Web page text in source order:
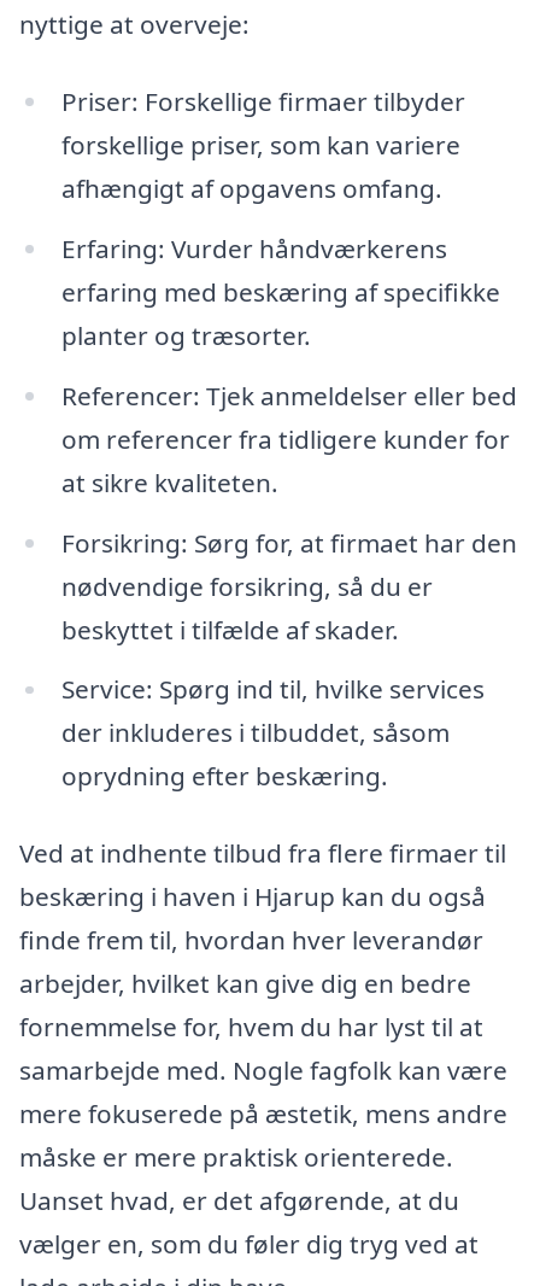
nyttige at overveje:
Priser: Forskellige firmaer tilbyder
forskellige priser, som kan variere
afhængigt af opgavens omfang.
Erfaring: Vurder håndværkerens
erfaring med beskæring af specifikke
planter og træsorter.
Referencer: Tjek anmeldelser eller bed
om referencer fra tidligere kunder for
at sikre kvaliteten.
Forsikring: Sørg for, at firmaet har den
nødvendige forsikring, så du er
beskyttet i tilfælde af skader.
Service: Spørg ind til, hvilke services
der inkluderes i tilbuddet, såsom
oprydning efter beskæring.
Ved at indhente tilbud fra flere firmaer til
beskæring i haven i Hjarup kan du også
finde frem til, hvordan hver leverandør
arbejder, hvilket kan give dig en bedre
fornemmelse for, hvem du har lyst til at
samarbejde med. Nogle fagfolk kan være
mere fokuserede på æstetik, mens andre
måske er mere praktisk orienterede.
Uanset hvad, er det afgørende, at du
vælger en, som du føler dig tryg ved at